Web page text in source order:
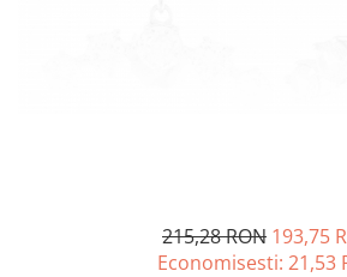
215,28 RON 193,75
Economisesti: 21,53